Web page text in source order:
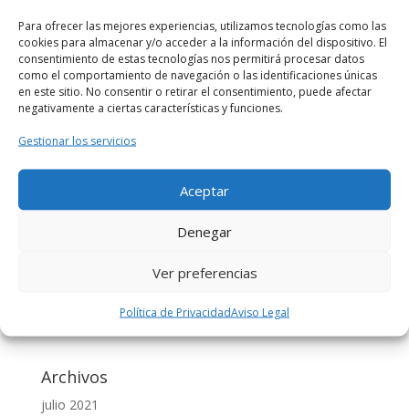
Para ofrecer las mejores experiencias, utilizamos tecnologías como las
cookies para almacenar y/o acceder a la información del dispositivo. El
consentimiento de estas tecnologías nos permitirá procesar datos
como el comportamiento de navegación o las identificaciones únicas
en este sitio. No consentir o retirar el consentimiento, puede afectar
negativamente a ciertas características y funciones.
Gestionar los servicios
Aceptar
Denegar
Ver preferencias
Política de PrivacidadAviso Legal
Comentarios recientes
TED, TEDxValencia y TEDxAdventures |
CoworkingValencia enCURSO 5 STARS LEADERSHIP –
DESATATUPOTENCIAL – COWORKINGVALENCIA
VOZ – TEDxADVENTURES en CoworkingValencia
Segunda conferencia ley custodia compartida en
valencia | Abogado AmigoenLA CUSTODIA
COMPARTIDA
TALLER DE EMAIL MARKETING:
MARKETING: creación de emails y análisis de
Archivos
julio 2021